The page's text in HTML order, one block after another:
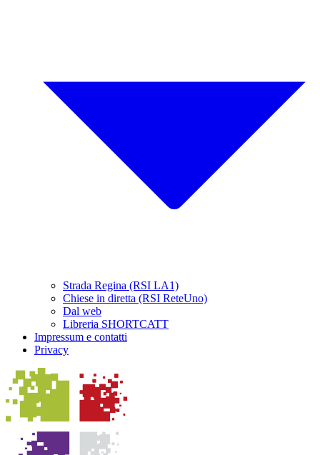
Strada Regina (RSI LA1)
Chiese in diretta (RSI ReteUno)
Dal web
Libreria SHORTCATT
Impressum e contatti
Privacy